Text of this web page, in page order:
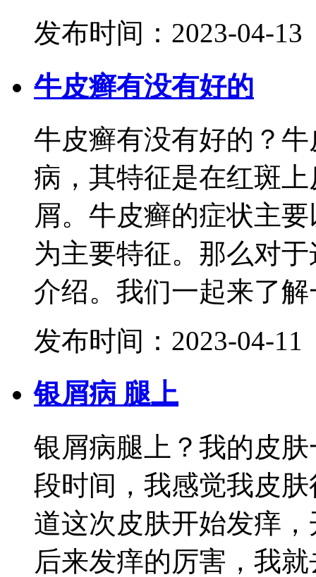
发布时间：2023-04-13
牛皮癣有没有好的
牛皮癣有没有好的？
病，其特征是在红斑
屑。牛皮癣的症状主
为主要特征。那么对
介绍。我们一起来了
发布时间：2023-04-11
银屑病 腿上
银屑病腿上？我的皮
段时间，我感觉我皮
道这次皮肤开始发痒
后来发痒的厉害，我